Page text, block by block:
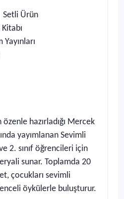
Setli Ürün
Yayınları
özenle hazırladığı Mercek
yayımlanan Sevimli
2. sınıf öğrencileri için
sunar. Toplamda 20
çocukları sevimli
öykülerle buluşturur.